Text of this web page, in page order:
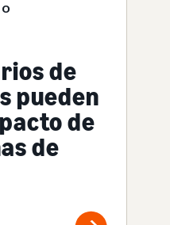
de
pueden
de
de